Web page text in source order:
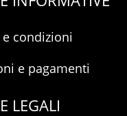
condizioni
e pagamenti
LEGALI